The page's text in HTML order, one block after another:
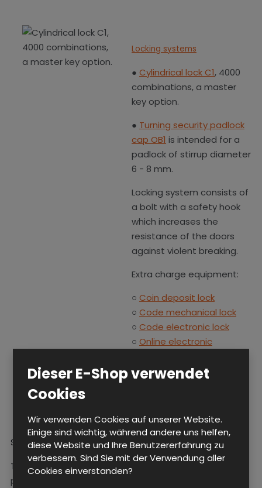
Dieser E-Shop verwendet
Cookies
Wir verwenden Cookies auf unserer Website.
Einige sind wichtig, während andere uns helfen,
diese Website und Ihre Benutzererfahrung zu
verbessern. Sind Sie mit der Verwendung aller
Cookies einverstanden?
Locking systems
● Cylindrical lock C1, 4000
combinations, a master
key option.
● Turning security padlock
cap OB1 is intended for a
padlock of stirrup diameter
6 - 8 mm.
Locking system consists of
a bolt with a safety hook
which increases the
resistance of the doors
against violent breaking.
Extra charge equipment:
○ Coin deposit lock
○ Code mechanical lock
○ Code electronic lock
○ Online electronic
○Chip electronic lock
Surface treatment
The input material is steel
plate or steel profiles. In